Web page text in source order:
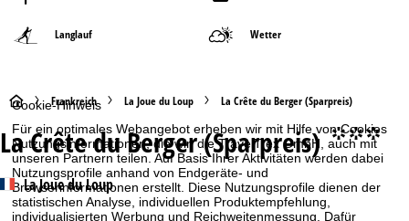
Cookie-Hinweis
Für ein optimales Webangebot erheben wir mit Hilfe von Cookies
Nutzungsinformationen, die wir, die TravelTrex GmbH, auch mit
unseren Partnern teilen. Auf Basis Ihrer Aktivitäten werden dabei
Nutzungsprofile anhand von Endgeräte- und
Browserinformationen erstellt. Diese Nutzungsprofile dienen der
statistischen Analyse, individuellen Produktempfehlung,
individualisierten Werbung und Reichweitenmessung. Dafür
Langlauf Wetter
S
t
a
r
Frankreich La Joue du Loup La Crête du Berger (Sparpreis)
La Crête du Berger (Sparpreis) °°°
La Joue du Loup